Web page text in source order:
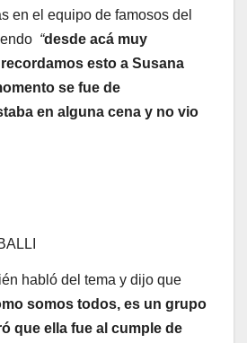
en el equipo de famosos del
“desde acá muy
esto a Susana
se fue de
en alguna cena y no vio
habló del tema y dijo que
somos todos, es un grupo
que ella fue al cumple de